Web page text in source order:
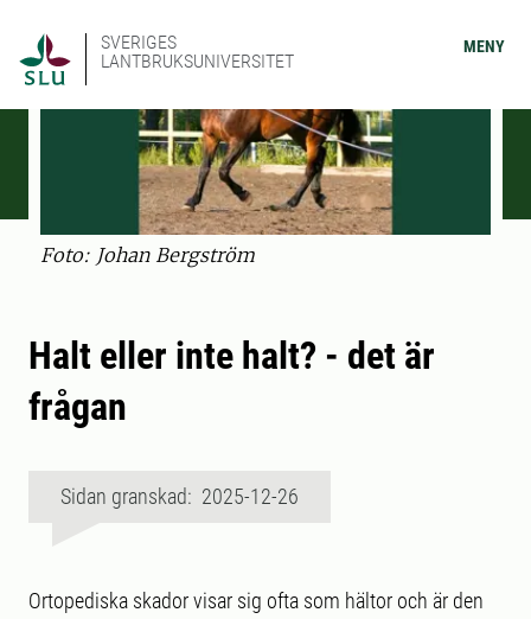
SVERIGES
LANTBRUKSUNIVERSITET
MENY
Foto: Johan Bergström
Halt eller inte halt? - det är
frågan
Sidan granskad: 2025-12-26
Ortopediska skador visar sig ofta som hältor och är den